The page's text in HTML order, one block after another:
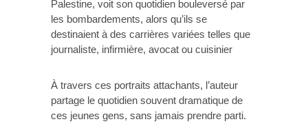
Palestine, voit son quotidien bouleversé par
les bombardements, alors qu’ils se
destinaient à des carrières variées telles que
journaliste, infirmière, avocat ou cuisinier
À travers ces portraits attachants, l’auteur
partage le quotidien souvent dramatique de
ces jeunes gens, sans jamais prendre parti.